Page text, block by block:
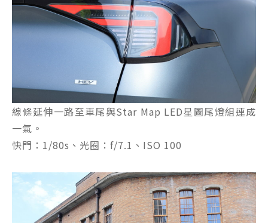
線條延伸一路至車尾與Star Map LED星圖尾燈組連成
一氣。
快門：1/80s、光圈：f/7.1、ISO 100